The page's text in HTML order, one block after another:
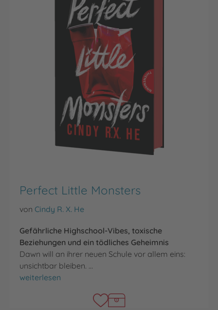
Perfect Little Monsters
von Cindy R. X. He
Gefährliche Highschool-Vibes, toxische
Beziehungen und ein tödliches Geheimnis
Dawn will an ihrer neuen Schule vor allem eins:
unsichtbar bleiben. …
Perfect Little Monsters
weiterlesen